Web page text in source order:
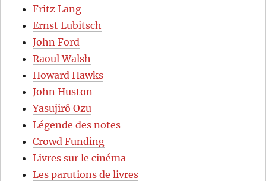
Fritz Lang
Ernst Lubitsch
John Ford
Raoul Walsh
Howard Hawks
John Huston
Yasujirô Ozu
Légende des notes
Crowd Funding
Livres sur le cinéma
Les parutions de livres